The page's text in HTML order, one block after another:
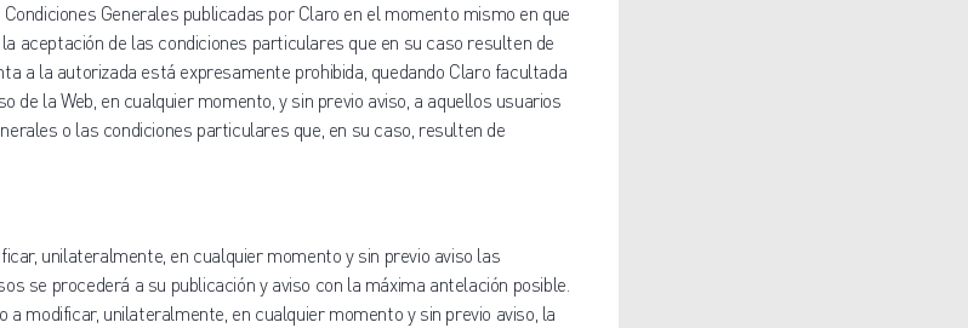
Generales publicadas por Claro en el momento mismo en que
aceptación de las condiciones particulares que en su caso resulten de
a la autorizada está expresamente prohibida, quedando Claro facultada
de la Web, en cualquier momento, y sin previo aviso, a aquellos usuarios
o las condiciones particulares que, en su caso, resulten de
unilateralmente, en cualquier momento y sin previo aviso las
se procederá a su publicación y aviso con la máxima antelación posible.
a modificar, unilateralmente, en cualquier momento y sin previo aviso, la